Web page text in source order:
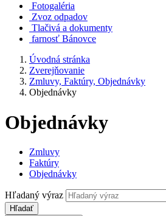
Fotogaléria
Zvoz odpadov
Tlačivá a dokumenty
farnosť Bánovce
Úvodná stránka
Zverejňovanie
Zmluvy, Faktúry, Objednávky
Objednávky
Objednávky
Zmluvy
Faktúry
Objednávky
Hľadaný výraz
Hľadať